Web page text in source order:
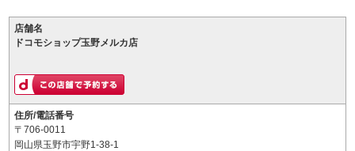
店舗名
ドコモショップ玉野メルカ店
住所/電話番号
〒706-0011
岡山県玉野市宇野1-38-1